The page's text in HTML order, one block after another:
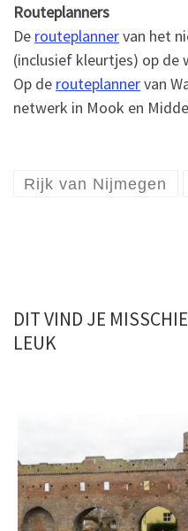
Routeplanners
De routeplannervan het
(inclusief kleurtjes) op de
Op de routeplannervan
netwerk in Mook en
Rijk van Nijmegen
DIT VIND JE
LEUK